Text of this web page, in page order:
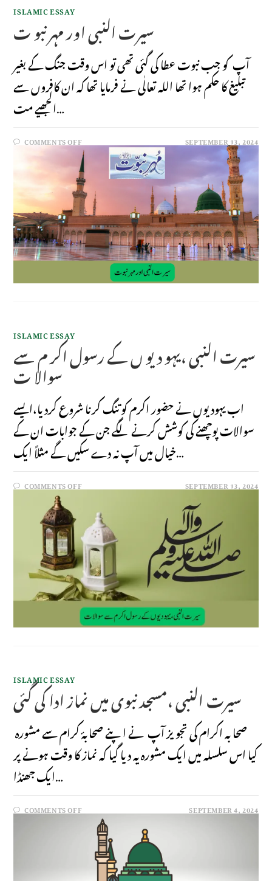
ISLAMIC ESSAY
سیرت النبی اور مہر نبو ت
آپ کو جب نبوت عطا کی گئی تھی تو اس وقت جنگ کے بغیر
تبلیغ کا حکم ہوا تھا اللہ تعالٰی نے فرمایا تھا کہ ان کافروں سے
الجھیے مت…
COMMENTS OFF SEPTEMBER 13, 2024
ISLAMIC ESSAY
سیرت النبی ،یہو دیو ں کے رسول اکر م سے
سوالا ت
اب یہودیوں نے حضور اکرم کو تنگ کرنا شروع کردیا،ایسے
سوالات پوچھنے کی کوشش کرنے لگے جن کے جوابات ان کے
خیال میں آپ نہ دے سکیں گے مثلاً ایک…
COMMENTS OFF SEPTEMBER 13, 2024
ISLAMIC ESSAY
سیرت النبی ،مسجد نبوی میں نماز ادا کی گئی
صحا بہ اکرام کی تجو یز آپ نے اپنے صحابۂ کرام سے مشورہ
کیا اس سلسلہ میں ایک مشورہ یہ دیا گیا کہ نماز کا وقت ہونے پر
ایک جھنڈا…
COMMENTS OFF SEPTEMBER 4, 2024